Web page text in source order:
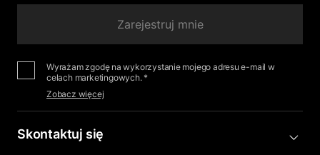
Zarejestruj mnie
Wyrażam zgodę na wykorzystanie mojego adresu e-mail w
celach marketingowych. *
Zobacz więcej
Skontaktuj się